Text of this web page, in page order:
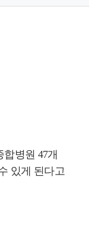
합병원 47개
있게 된다고